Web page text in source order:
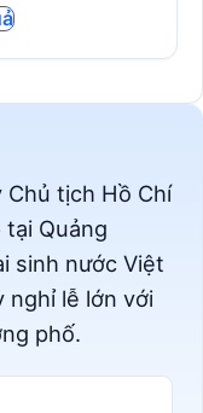
Chủ tịch Hồ Chí
Quảng
sinh nước Việt
nghỉ lễ lớn với
phố.